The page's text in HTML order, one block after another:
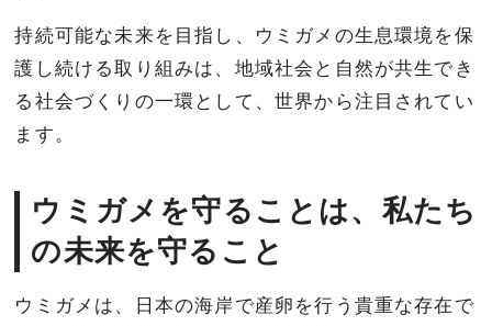
持続可能な未来を目指し、ウミガメの生息環境を保
護し続ける取り組みは、地域社会と自然が共生でき
る社会づくりの一環として、世界から注目されてい
ます。
ウミガメを守ることは、私たち
の未来を守ること
ウミガメは、日本の海岸で産卵を行う貴重な存在で